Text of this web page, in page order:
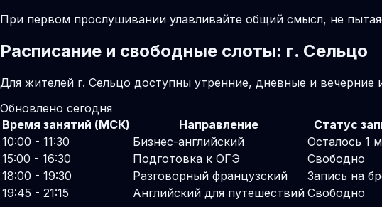
При первом прослушивании улавливайте общий смысл, не
Расписание и свободные слоты: г. Сельцо
Для жителей г. Сельцо доступны утренние, дневные и
Обновлено сегодня
Время занятий (МСК)
Направление Статус
10:00 - 11:30
Бизнес-английский Осталось 1
15:00 - 16:30
Подготовка к ОГЭ Свободно
18:00 - 19:30
Разговорный французский Запись на
19:45 - 21:15
Английский для путешествий Свободно